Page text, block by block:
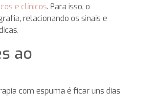
e clínicos. Para isso, o
relacionando os sinais e
ao
com espuma é ficar uns dias